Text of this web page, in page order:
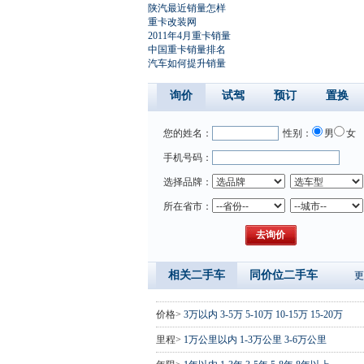
陕汽最近销量怎样
重卡改装网
2011年4月重卡销量
中国重卡销量排名
汽车如何提升销量
询价 试驾 预订 置换
您的姓名： 性别： 男 女
手机号码：
选择品牌：
所在省市：
相关二手车 同价位二手车
价格> 3万以内 3-5万 5-10万 10-15万 15-20万
里程> 1万公里以内 1-3万公里 3-6万公里